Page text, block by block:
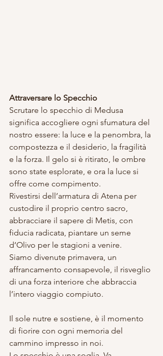
Attraversare lo Specchio
Scrutare lo specchio di Medusa
significa accogliere ogni sfumatura del
nostro essere: la luce e la penombra, la
compostezza e il desiderio, la fragilità
e la forza. Il gelo si è ritirato, le ombre
sono state esplorate, e ora la luce si
offre come compimento.
Rivestirsi dell’armatura di Atena per
custodire il proprio centro sacro,
abbracciare il sapere di Metis, con
fiducia radicata, piantare un seme
d’Olivo per le stagioni a venire.
Siamo divenute primavera, un
affrancamento consapevole, il risveglio
di una forza interiore che abbraccia
l’intero viaggio compiuto.
Il sole nutre e sostiene, è il momento
di fiorire con ogni memoria del
cammino impresso in noi.